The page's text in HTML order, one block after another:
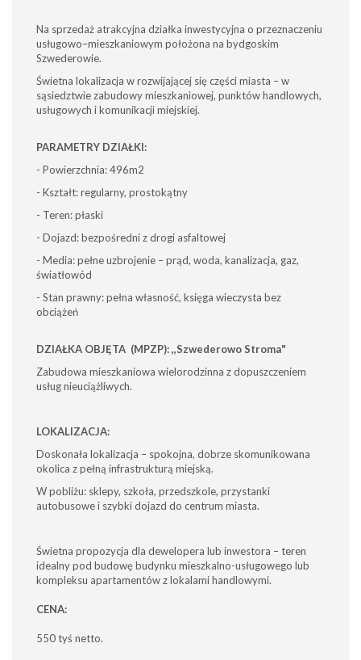
Na sprzedaż atrakcyjna działka inwestycyjna o przeznaczeniu
usługowo–mieszkaniowym położona na bydgoskim
Szwederowie.
Świetna lokalizacja w rozwijającej się części miasta – w
sąsiedztwie zabudowy mieszkaniowej, punktów handlowych,
usługowych i komunikacji miejskiej.
PARAMETRY DZIAŁKI:
- Powierzchnia: 496m2
- Kształt: regularny, prostokątny
- Teren: płaski
- Dojazd: bezpośredni z drogi asfaltowej
- Media: pełne uzbrojenie – prąd, woda, kanalizacja, gaz,
światłowód
- Stan prawny: pełna własność, księga wieczysta bez
obciążeń
DZIAŁKA OBJĘTA (MPZP): ,,Szwederowo Stroma"
Zabudowa mieszkaniowa wielorodzinna z dopuszczeniem
usług nieuciążliwych.
LOKALIZACJA:
Doskonała lokalizacja – spokojna, dobrze skomunikowana
okolica z pełną infrastrukturą miejską.
W pobliżu: sklepy, szkoła, przedszkole, przystanki
autobusowe i szybki dojazd do centrum miasta.
Świetna propozycja dla dewelopera lub inwestora – teren
idealny pod budowę budynku mieszkalno-usługowego lub
kompleksu apartamentów z lokalami handlowymi.
CENA:
550 tyś netto.